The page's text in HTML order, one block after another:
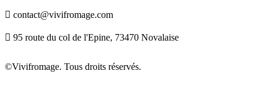
 contact@vivifromage.com
 95 route du col de l'Epine, 73470 Novalaise
©Vivifromage. Tous droits réservés.